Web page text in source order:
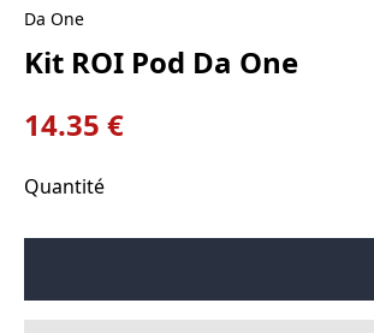
Da One
Kit ROI Pod Da One
14.35 €
Quantité